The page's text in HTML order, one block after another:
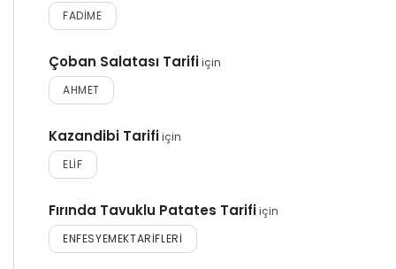
FADIME
Çoban Salatası Tarifiiçin
AHMET
Kazandibi Tarifiiçin
ELIF
Fırında Tavuklu Patates Tarifiiçin
ENFESYEMEKTARIFLERI